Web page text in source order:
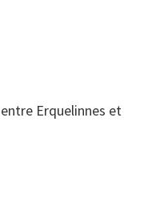
Erquelinnes et